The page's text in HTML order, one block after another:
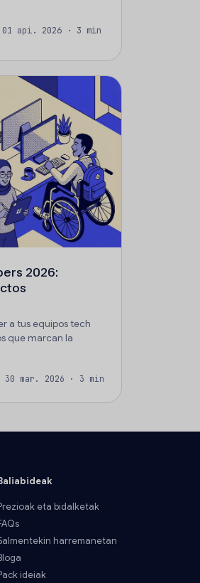
01 api. 2026 · 3 min
2026:
a tus equipos tech
que marcan la
30 mar. 2026 · 3 min
eta bidalketak
harremanetan
ideiak